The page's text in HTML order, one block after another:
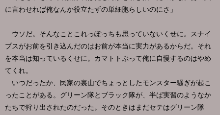
に言わせれば俺なんか役立たずの単細胞らしいのにさ」
ウソだ。そんなことこれっぽっちも思っていないくせに。スナイ
プスがお前を引き込んだのはお前が本当に実力があるからだ。それ
を本当は知っているくせに。カマトトぶって俺に自慢するのはやめ
てくれ。
いつだったか、民家の裏山でちょっとしたモンスター騒ぎが起こ
ったことがある。グリーン隊とブラック隊が、半ば実習のようなか
たちで狩り出されたのだった。そのときはまだセテはグリーン隊